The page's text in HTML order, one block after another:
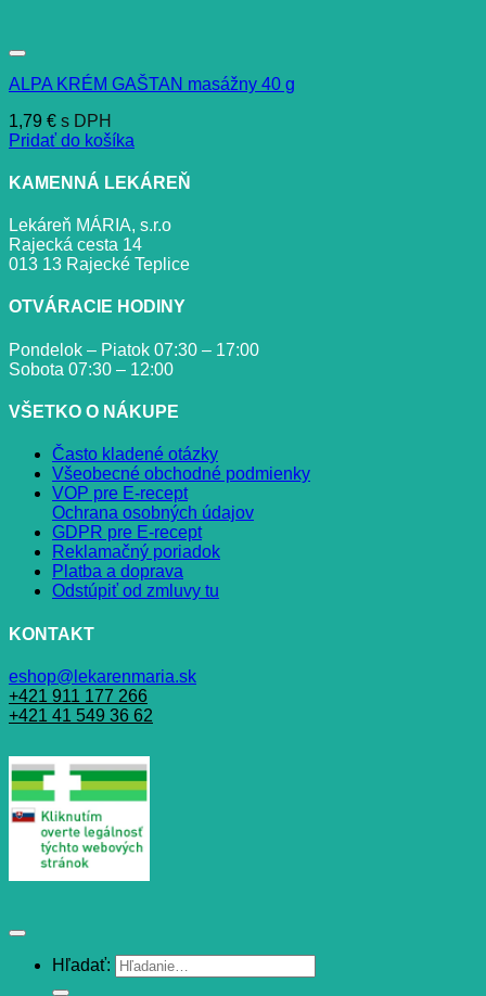
ALPA KRÉM GAŠTAN masážny 40 g
1,79 € s DPH
Pridať do košíka
KAMENNÁ LEKÁREŇ
Lekáreň MÁRIA, s.r.o
Rajecká cesta 14
013 13 Rajecké Teplice
OTVÁRACIE HODINY
Pondelok – Piatok 07:30 – 17:00
Sobota 07:30 – 12:00
VŠETKO O NÁKUPE
Často kladené otázky
Všeobecné obchodné podmienky
VOP pre E-recept
Ochrana osobných údajov
GDPR pre E-recept
Reklamačný poriadok
Platba a doprava
Odstúpiť od zmluvy tu
KONTAKT
eshop@lekarenmaria.sk
+421 911 177 266
+421 41 549 36 62
Hľadať: